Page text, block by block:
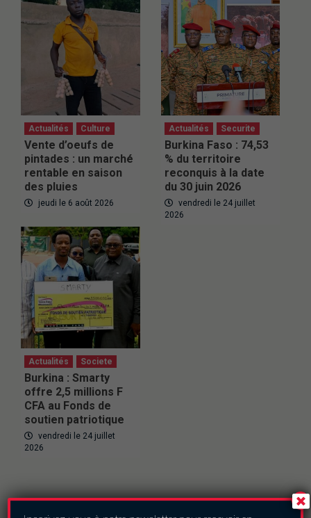
Actualités Culture
Vente d’oeufs de
pintades : un marché
rentable en saison
des pluies
jeudi le 6 août 2026
Actualités Securite
Burkina Faso : 74,53
% du territoire
reconquis à la date
du 30 juin 2026
vendredi le 24 juillet
2026
Actualités Societe
Burkina : Smarty
offre 2,5 millions F
CFA au Fonds de
soutien patriotique
vendredi le 24 juillet
2026